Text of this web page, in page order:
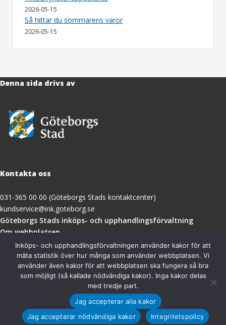
2026-05-15
Så hittar du sommarens varor
2026-05-15
Denna sida drivs av
Kontakta oss
031-365 00 00 (Göteborgs Stads kontaktcenter)
kundservice@ink.goteborg.se
Göteborgs Stads inköps- och upphandlingsförvaltning(öppnas
nytt
fönster)
Om webbplatsen
Tillgänglighetsredogörelse
Besöksadress
Göteborgs Stads inköps- och upphandlingsförvaltning
411 18 Göteborg
Inköps- och upphandlingsförvaltningen använder kakor för att
mäta statistik över hur många som använder webbplatsen. Vi
använder även kakor för att webbplatsen ska fungera så bra
som möjligt (så kallade nödvändiga kakor). Inga kakor delas
med tredje part.
Jag accepterar alla kakor
Jag accepterar nödvändiga kakor
Integritetspolicy